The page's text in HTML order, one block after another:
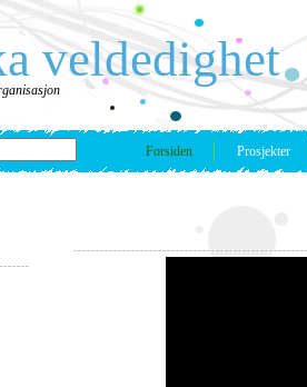
veldedighet
Forsiden Prosjekter